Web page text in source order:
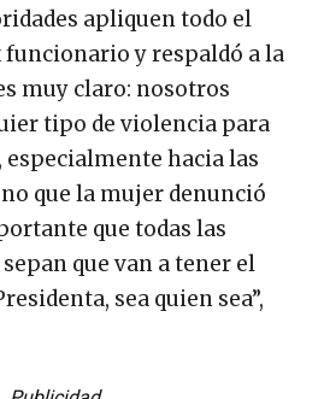
apliquen todo el
funcionario y respaldó a la
muy claro: nosotros
tipo de violencia para
hacia las
que la mujer denunció
que todas las
que van a tener el
sea quien sea”,